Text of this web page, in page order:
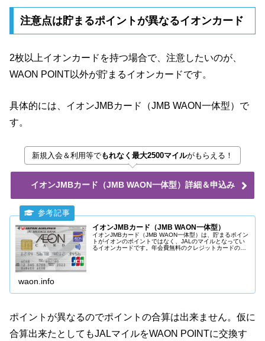
注意点は貯まるポイントが異なるイオンカード
2枚以上イオンカードを持つ場合で、注意したいのが、
WAON POINT以外が貯まるイオンカードです。
具体的には、イオンJMBカード（JMB WAON一体型）で
す。
新規入会＆利用等でもれなく最大2500マイルがもらえる！
イオンJMBカード（JMB WAON一体型）詳細＆申込み
イオンJMBカード（JMB WAON一体型）
イオンJMBカード（JMB WAON一体型）は、貯まるポイン
トがイオンのポイントではなく、JALのマイルとなってい
るイオンカードです。年会費無料のクレジットカードの中
waon.info
ポイントが異なるのでポイントの合算は出来ません。仮に
合算出来たとしてもJALマイルをWAON POINTに交換す